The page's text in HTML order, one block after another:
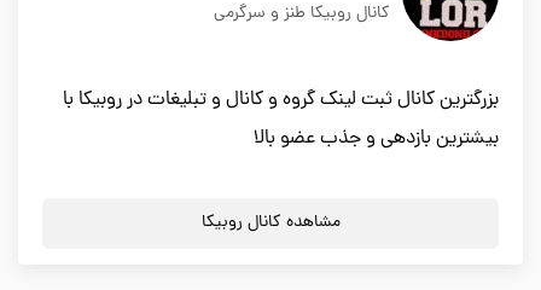
کانال روبیکا طنز و سرگرمی
بزرگترین کانال ثبت لینک گروه و کانال و تبلیغات در روبیکا با
بیشترین بازدهی و جذب عضو بالا
مشاهده کانال روبیکا